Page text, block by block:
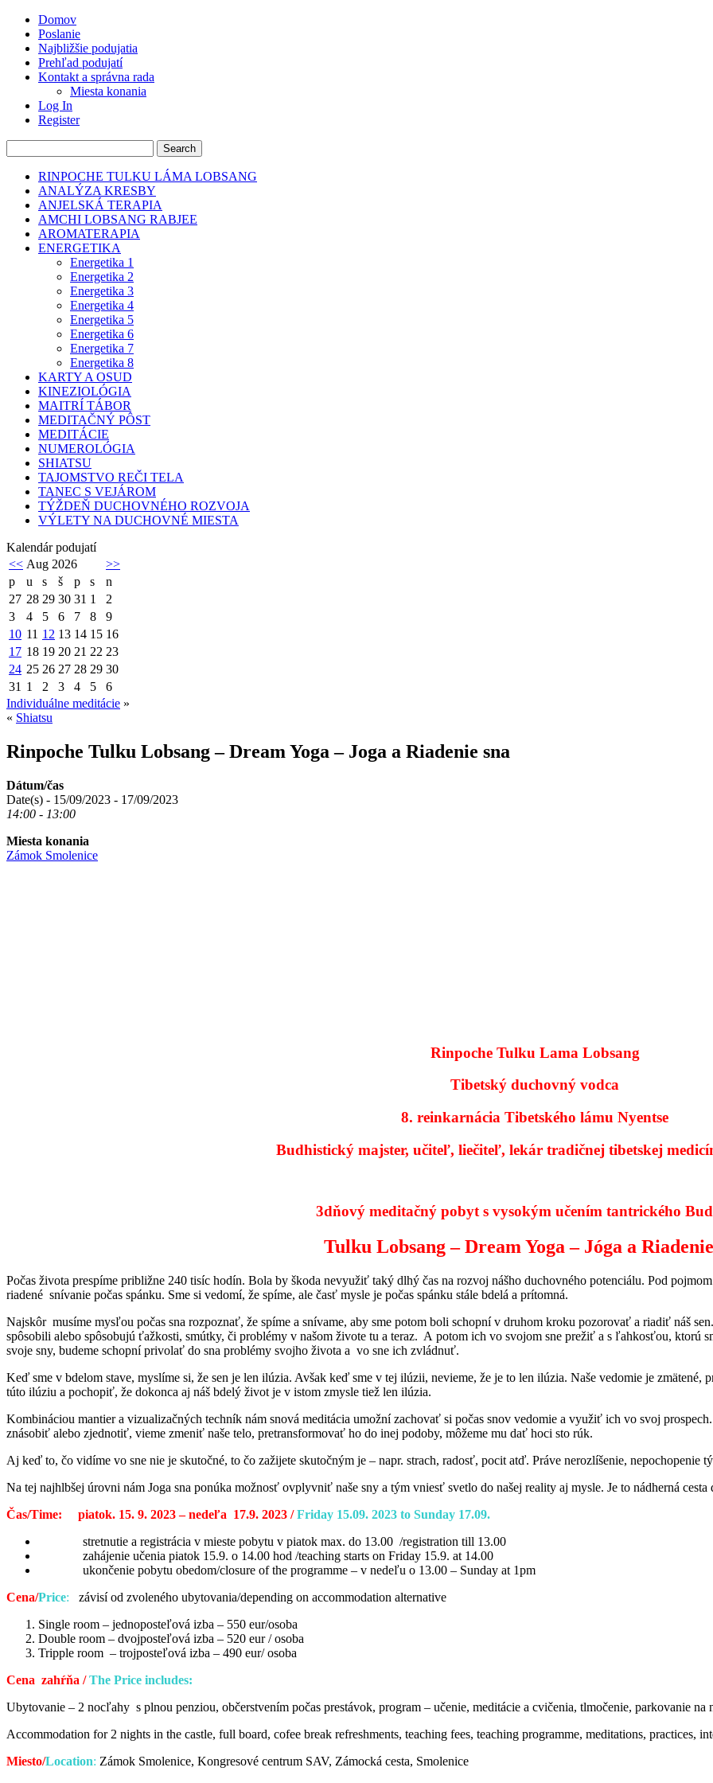
Domov
Poslanie
Najbližšie podujatia
Prehľad podujatí
Kontakt a správna rada
Miesta konania
Log In
Register
RINPOCHE TULKU LÁMA LOBSANG
ANALÝZA KRESBY
ANJELSKÁ TERAPIA
AMCHI LOBSANG RABJEE
AROMATERAPIA
ENERGETIKA
Energetika 1
Energetika 2
Energetika 3
Energetika 4
Energetika 5
Energetika 6
Energetika 7
Energetika 8
KARTY A OSUD
KINEZIOLÓGIA
MAITRÍ TÁBOR
MEDITAČNÝ PÔST
MEDITÁCIE
NUMEROLÓGIA
SHIATSU
TAJOMSTVO REČI TELA
TANEC S VEJÁROM
TÝŽDEŇ DUCHOVNÉHO ROZVOJA
VÝLETY NA DUCHOVNÉ MIESTA
Kalendár podujatí
<< Aug 2026
>>
p
u s š p s
n
27 28 29 30 31 1
2
3
4 5 6 7 8
9
10 11 12 13 14 15 16
17 18 19 20 21 22 23
24 25 26 27 28 29 30
31 1 2 3 4 5
6
Individuálne meditácie »
« Shiatsu
Rinpoche Tulku Lobsang – Dream Yoga – Joga a Riadenie sna
Dátum/čas
Date(s) - 15/09/2023 - 17/09/2023
14:00 - 13:00
Miesta konania
Zámok Smolenice
Rinpoche Tulku Lama Lobsang
Tibetský duchovný vodca
8. reinkarnácia Tibetského lámu Nyentse
Budhistický majster, učiteľ, liečiteľ, lekár tradičnej tibetskej
3dňový meditačný pobyt s vysokým učením tantrického
Tulku Lobsang – Dream Yoga – Jóga a
Počas života prespíme približne 240 tisíc hodín. Bola by škoda nevyužiť taký dlhý čas na rozvoj nášho duchovného potenciálu. Pod
riadené snívanie počas spánku. Sme si vedomí, že spíme, ale časť mysle je počas spánku stále bdelá a prítomná.
Najskôr musíme mysľou počas sna rozpoznať, že spíme a snívame, aby sme potom boli schopní v druhom kroku pozorovať a riadiť náš
spôsobili alebo spôsobujú ťažkosti, smútky, či problémy v našom živote tu a teraz. A potom ich vo svojom sne prežiť a s ľahkosťou, ktorú
svoje sny, budeme schopní privolať do sna problémy svojho života a vo sne ich zvládnuť.
Keď sme v bdelom stave, myslíme si, že sen je len ilúzia. Avšak keď sme v tej ilúzii, nevieme, že je to len ilúzia. Naše vedomie je
túto ilúziu a pochopiť, že dokonca aj náš bdelý život je v istom zmysle tiež len ilúzia.
Kombináciou mantier a vizualizačných techník nám snová meditácia umožní zachovať si počas snov vedomie a využiť ich vo svoj
znásobiť alebo zjednotiť, vieme zmeniť naše telo, pretransformovať ho do inej podoby, môžeme mu dať hoci sto rúk.
Aj keď to, čo vidíme vo sne nie je skutočné, to čo zažijete skutočným je – napr. strach, radosť, pocit atď. Práve nerozlíšenie, nepochopenie
Na tej najhlbšej úrovni nám Joga sna ponúka možnosť ovplyvniť naše sny a tým vniesť svetlo do našej reality aj mysle. Je to nádherná
Čas/Time: piatok. 15. 9. 2023 – nedeľa 17.9. 2023 /Friday 15.09. 2023 to Sunday 17.09.
stretnutie a registrácia v mieste pobytu v piatok max. do 13.00 /registration till 13.00
zahájenie učenia piatok 15.9. o 14.00 hod /teaching starts on Friday 15.9. at 14.00
ukončenie pobytu obedom/closure of the programme – v nedeľu o 13.00 – Sunday at 1pm
Cena/Price: závisí od zvoleného ubytovania/depending on accommodation alternative
Single room – jednoposteľová izba – 550 eur/osoba
Double room – dvojposteľová izba – 520 eur / osoba
Tripple room – trojposteľová izba – 490 eur/ osoba
Cena zahŕňa /The Price includes:
Ubytovanie – 2 nocľahy s plnou penziou, občerstvením počas prestávok, program – učenie, meditácie a cvičenia, tlmočenie, parkovanie
Accommodation for 2 nights in the castle, full board, cofee break refreshments, teaching fees, teaching programme, meditations, practices,
Miesto/Location: Zámok Smolenice, Kongresové centrum SAV, Zámocká cesta, Smolenice